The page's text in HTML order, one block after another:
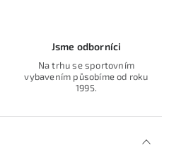
Jsme odborníci
Na trhu se sportovním
vybavením působíme od roku
1995.